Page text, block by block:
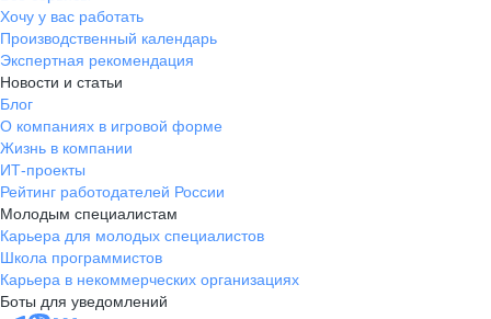
Хочу у вас работать
Производственный календарь
Экспертная рекомендация
Новости и статьи
Блог
О компаниях в игровой форме
Жизнь в компании
ИТ-проекты
Рейтинг работодателей России
Молодым специалистам
Карьера для молодых специалистов
Школа программистов
Карьера в некоммерческих организациях
Боты для уведомлений